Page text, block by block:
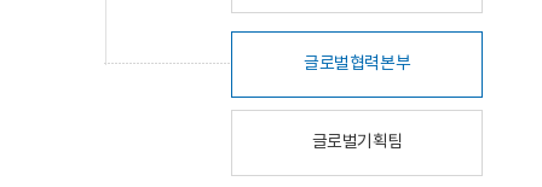
글로벌협력본부
글로벌기획팀